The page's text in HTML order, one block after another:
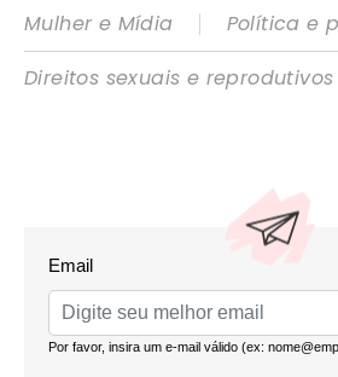
Mulher e Mídia
|
Política e
Direitos sexuais e reprodutivos